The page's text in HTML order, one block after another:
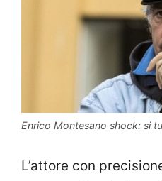
Enrico Montesano shock: si
L’attore con